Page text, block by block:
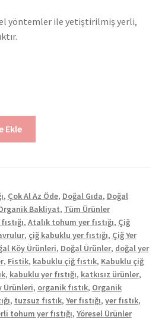
yöntemler ile yetiştirilmiş yerli,
Ekle
, Çok Al Az Öde, Doğal Gıda, Doğal
Bakliyat, Tüm Ürünler
, Atalık tohum yer fıstığı, Çiğ
, çiğ kabuklu yer fıstığı, Çiğ Yer
Köy Ürünleri, Doğal Ürünler, doğal yer
, Fistik, kabuklu çiğ fıstık, Kabuklu çiğ
, kabuklu yer fıstığı, katkısız ürünler,
Ürünleri, organik fıstık, Organik
, tuzsuz fıstık, Yer fıstığı, yer fıstık,
tohum yer fıstığı, Yöresel Ürünler